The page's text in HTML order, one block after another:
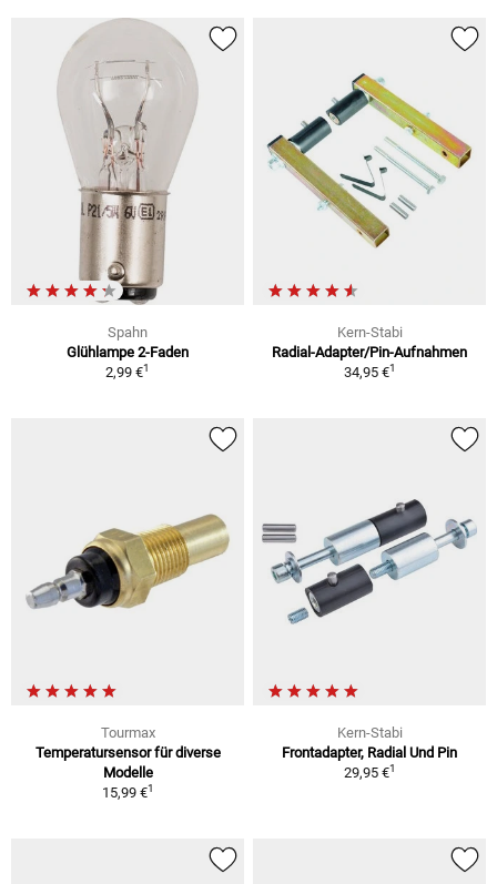
Spahn
Glühlampe 2-Faden
2,99 €1
Kern-Stabi
Radial-Adapter/Pin-Aufnahmen
34,95 €1
Tourmax
Temperatursensor für diverse
Modelle
15,99 €1
Kern-Stabi
Frontadapter, Radial Und Pin
29,95 €1